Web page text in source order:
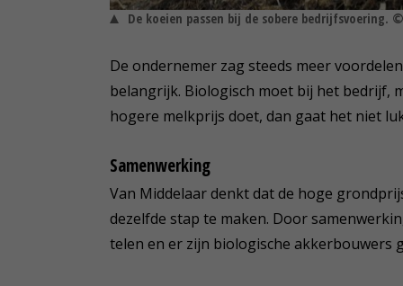
De koeien passen bij de sobere bedrijfsvoering.
De ondernemer zag steeds meer
belangrijk. Biologisch moet bij het bedrijf,
hogere melkprijs doet, dan gaat het niet
Samenwerking
Van Middelaar denkt dat de hoge
dezelfde stap te maken. Door
telen en er zijn biologische akkerbouwers